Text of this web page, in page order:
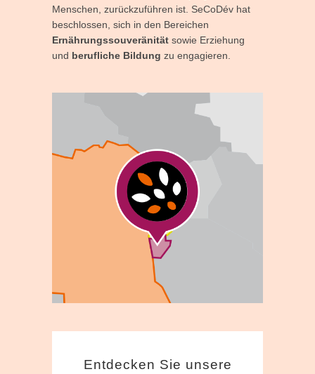
Menschen, zurückzuführen ist. SeCoDév hat
beschlossen, sich in den Bereichen
Ernährungssouveränität sowie Erziehung
und berufliche Bildung zu engagieren.
Entdecken Sie unsere